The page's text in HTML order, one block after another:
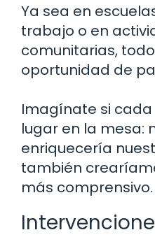
Ya sea en
trabajo o en
comunitarias,
oportunidad de
Imagínate si
lugar en la mesa:
enriquecería
también
más comprensivo.